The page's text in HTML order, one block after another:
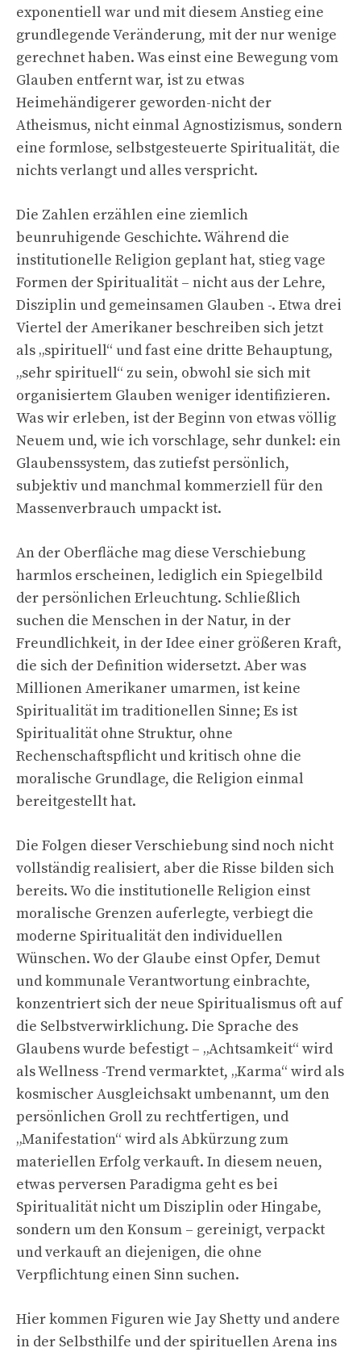
exponentiell war und mit diesem Anstieg eine
grundlegende Veränderung, mit der nur wenige
gerechnet haben. Was einst eine Bewegung vom
Glauben entfernt war, ist zu etwas
Heimehändigerer geworden-nicht der
Atheismus, nicht einmal Agnostizismus, sondern
eine formlose, selbstgesteuerte Spiritualität, die
nichts verlangt und alles verspricht.
Die Zahlen erzählen eine ziemlich
beunruhigende Geschichte. Während die
institutionelle Religion geplant hat, stieg vage
Formen der Spiritualität – nicht aus der Lehre,
Disziplin und gemeinsamen Glauben -. Etwa drei
Viertel der Amerikaner beschreiben sich jetzt
als „spirituell“ und fast eine dritte Behauptung,
„sehr spirituell“ zu sein, obwohl sie sich mit
organisiertem Glauben weniger identifizieren.
Was wir erleben, ist der Beginn von etwas völlig
Neuem und, wie ich vorschlage, sehr dunkel: ein
Glaubenssystem, das zutiefst persönlich,
subjektiv und manchmal kommerziell für den
Massenverbrauch umpackt ist.
An der Oberfläche mag diese Verschiebung
harmlos erscheinen, lediglich ein Spiegelbild
der persönlichen Erleuchtung. Schließlich
suchen die Menschen in der Natur, in der
Freundlichkeit, in der Idee einer größeren Kraft,
die sich der Definition widersetzt. Aber was
Millionen Amerikaner umarmen, ist keine
Spiritualität im traditionellen Sinne; Es ist
Spiritualität ohne Struktur, ohne
Rechenschaftspflicht und kritisch ohne die
moralische Grundlage, die Religion einmal
bereitgestellt hat.
Die Folgen dieser Verschiebung sind noch nicht
vollständig realisiert, aber die Risse bilden sich
bereits. Wo die institutionelle Religion einst
moralische Grenzen auferlegte, verbiegt die
moderne Spiritualität den individuellen
Wünschen. Wo der Glaube einst Opfer, Demut
und kommunale Verantwortung einbrachte,
konzentriert sich der neue Spiritualismus oft auf
die Selbstverwirklichung. Die Sprache des
Glaubens wurde befestigt – „Achtsamkeit“ wird
als Wellness -Trend vermarktet, „Karma“ wird als
kosmischer Ausgleichsakt umbenannt, um den
persönlichen Groll zu rechtfertigen, und
„Manifestation“ wird als Abkürzung zum
materiellen Erfolg verkauft. In diesem neuen,
etwas perversen Paradigma geht es bei
Spiritualität nicht um Disziplin oder Hingabe,
sondern um den Konsum – gereinigt, verpackt
und verkauft an diejenigen, die ohne
Verpflichtung einen Sinn suchen.
Hier kommen Figuren wie Jay Shetty und andere
in der Selbsthilfe und der spirituellen Arena ins